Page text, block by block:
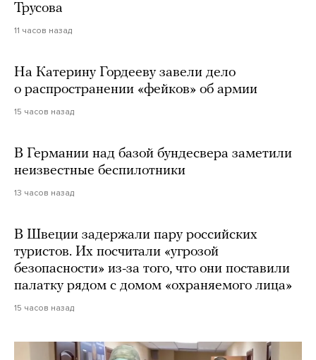
Трусова
11 часов назад
На Катерину Гордееву завели дело
о распространении «фейков» об армии
15 часов назад
В Германии над базой бундесвера заметили
неизвестные беспилотники
13 часов назад
В Швеции задержали пару российских
туристов. Их посчитали «угрозой
безопасности» из-за того, что они поставили
палатку рядом с домом «охраняемого лица»
15 часов назад